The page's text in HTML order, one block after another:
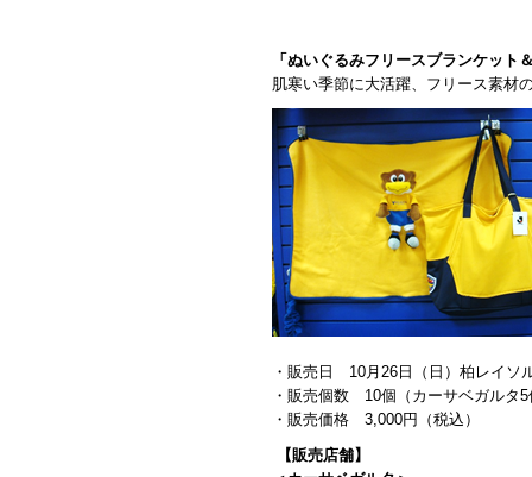
「ぬいぐるみフリースブランケット
肌寒い季節に大活躍、フリース素材
・販売日 10月26日（日）柏レイソ
・販売個数 10個（カーサベガルタ
・販売価格 3,000円（税込）
【販売店舗】